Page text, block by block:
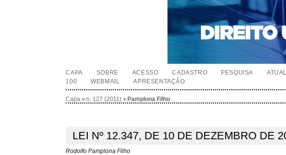
CAPA SOBRE ACESSO CADASTRO PESQUISA ATUAL
100
WEBMAIL APRESENTAÇÃO
Capa >n. 127 (2011) > Pamplona Filho
LEI Nº 12.347, DE 10 DE DEZEMBRO DE
Rodolfo Pamplona Filho